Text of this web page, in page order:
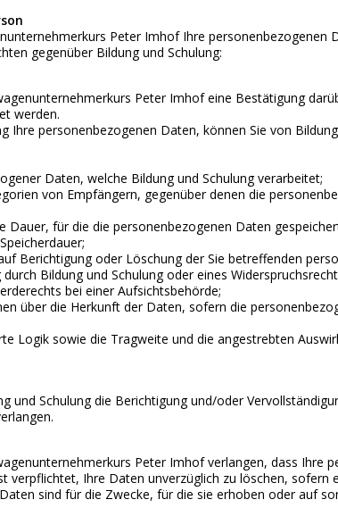
Peter Imhof Ihre personenbezogenen
gegenüber Bildung und Schulung:
Peter Imhof eine Bestätigung
werden.
Ihre personenbezogenen Daten, können Sie von
Daten, welche Bildung und Schulung verarbeitet;
von Empfängern, gegenüber denen die
für die die personenbezogenen Daten
Berichtigung oder Löschung der Sie betreffenden
Bildung und Schulung oder eines
bei einer Aufsichtsbehörde;
über die Herkunft der Daten, sofern die
Logik sowie die Tragweite und die angestrebten
und Schulung die Berichtigung und/oder
Peter Imhof verlangen, dass Ihre
verpflichtet, Ihre Daten unverzüglich zu löschen, sofern
sind für die Zwecke, für die sie erhoben oder auf